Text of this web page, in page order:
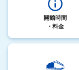
開館時間
・料金